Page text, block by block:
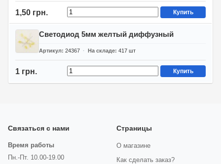
1,50 грн. Купить
Светодиод 5мм желтый диффузный
Артикул 24367 На складе 417 шт
1 грн. Купить
Связаться с нами
Время работы
Пн.-Пт. 10.00-19.00
Страницы
О магазине
Как сделать заказ?